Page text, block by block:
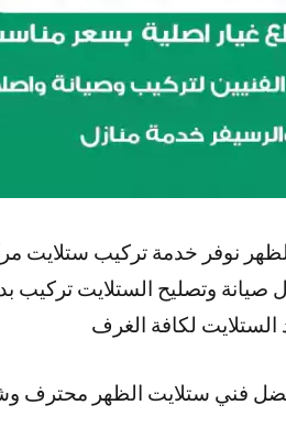
نوفر خدمة تركيب ستلايت
صيانة وتصليح الستلايت تركيب
الستلايت لكافة الغرف
فني ستلايت الظهر محترف